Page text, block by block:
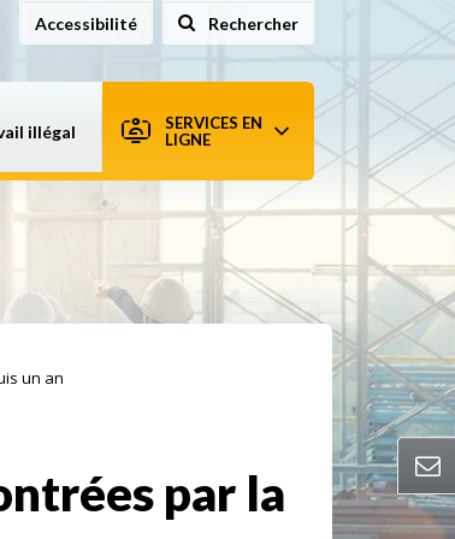
Accessibilité Rechercher
illégal
SERVICES EN
LIGNE
un an
par la